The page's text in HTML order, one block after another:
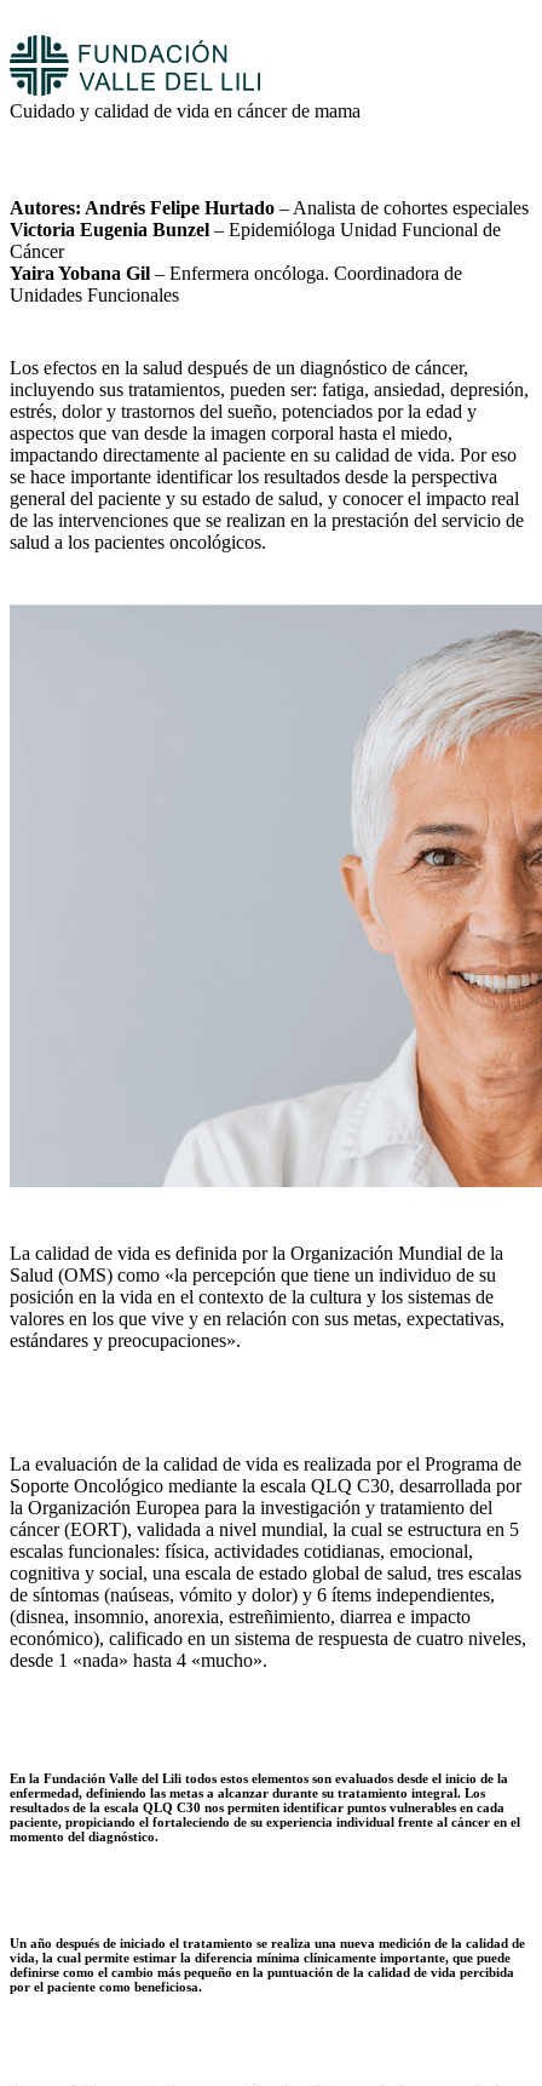
Cuidado y calidad de vida en cáncer de mama
Autores: Andrés Felipe Hurtado – Analista de cohortes especiales
Victoria Eugenia Bunzel – Epidemióloga Unidad Funcional de
Cáncer
Yaira Yobana Gil – Enfermera oncóloga. Coordinadora de
Unidades Funcionales
Los efectos en la salud después de un diagnóstico de cáncer,
incluyendo sus tratamientos, pueden ser: fatiga, ansiedad, depresión,
estrés, dolor y trastornos del sueño, potenciados por la edad y
aspectos que van desde la imagen corporal hasta el miedo,
impactando directamente al paciente en su calidad de vida. Por eso
se hace importante identificar los resultados desde la perspectiva
general del paciente y su estado de salud, y conocer el impacto real
de las intervenciones que se realizan en la prestación del servicio de
salud a los pacientes oncológicos.
La calidad de vida es definida por la Organización Mundial de la
Salud (OMS) como «la percepción que tiene un individuo de su
posición en la vida en el contexto de la cultura y los sistemas de
valores en los que vive y en relación con sus metas, expectativas,
estándares y preocupaciones».
La evaluación de la calidad de vida es realizada por el Programa de
Soporte Oncológico mediante la escala QLQ C30, desarrollada por
la Organización Europea para la investigación y tratamiento del
cáncer (EORT), validada a nivel mundial, la cual se estructura en 5
escalas funcionales: física, actividades cotidianas, emocional,
cognitiva y social, una escala de estado global de salud, tres escalas
de síntomas (naúseas, vómito y dolor) y 6 ítems independientes,
(disnea, insomnio, anorexia, estreñimiento, diarrea e impacto
económico), calificado en un sistema de respuesta de cuatro niveles,
desde 1 «nada» hasta 4 «mucho».
En la Fundación Valle del Lili todos estos elementos son evaluados desde el inicio de la
enfermedad, definiendo las metas a alcanzar durante su tratamiento integral. Los
resultados de la escala QLQ C30 nos permiten identificar puntos vulnerables en cada
paciente, propiciando el fortaleciendo de su experiencia individual frente al cáncer en el
momento del diagnóstico.
Un año después de iniciado el tratamiento se realiza una nueva medición de la calidad de
vida, la cual permite estimar la diferencia mínima clínicamente importante, que puede
definirse como el cambio más pequeño en la puntuación de la calidad de vida percibida
por el paciente como beneficiosa.